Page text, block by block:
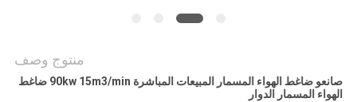
منتوج وصف
صانعو ضاغط الهواء المسمار المبيعات المباشرة 90kw 15m3/min ضاغط
الهواء المسمار الدوار